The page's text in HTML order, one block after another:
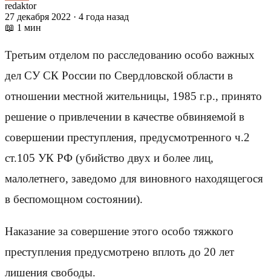
redaktor
27 декабря 2022 · 4 года назад
📖 1 мин
Третьим отделом по расследованию особо важных
дел СУ СК России по Свердловской области в
отношении местной жительницы, 1985 г.р., принято
решение о привлечении в качестве обвиняемой в
совершении преступления, предусмотренного ч.2
ст.105 УК РФ (убийство двух и более лиц,
малолетнего, заведомо для виновного находящегося
в беспомощном состоянии).
Наказание за совершение этого особо тяжкого
преступления предусмотрено вплоть до 20 лет
лишения свободы.